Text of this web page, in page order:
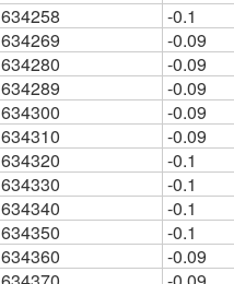
634258
-0.1
634269
-0.09
634280
-0.09
634289
-0.09
634300
-0.09
634310
-0.09
634320
-0.1
634330
-0.1
634340
-0.1
634350
-0.1
634360
-0.09